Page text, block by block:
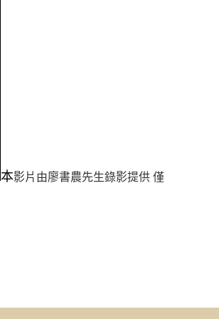
本影片由廖書農先生錄影提供 僅